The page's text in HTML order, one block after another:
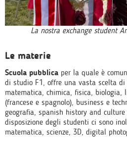
La nostra exchange student
Le materie
Scuola pubblica per la quale è
di studio F1, offre una vasta scelta di
matematica, chimica, fisica, biologia,
(francese e spagnolo), business e
geografia, spanish history and
disposizione degli studenti ci sono
matematica, scienze, 3D, digital